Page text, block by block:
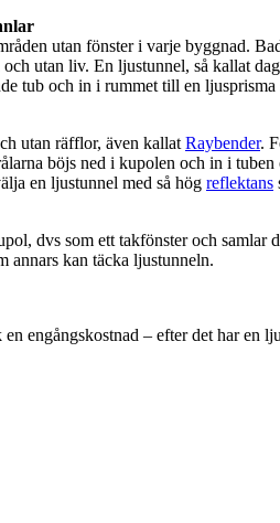
utan fönster i varje byggnad.
utan liv. En ljustunnel, så kallat
tub och in i rummet till en ljusprisma
utan räfflor, även kallatRaybender.
böjs ned i kupolen och in i tuben
en ljustunnel med så hög reflektans
dvs som ett takfönster och samlar
annars kan täcka ljustunneln.
engångskostnad – efter det har en